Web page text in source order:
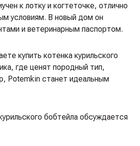
к лотку и когтеточке, отлично
условиям. В новый дом он
и ветеринарным паспортом.
купить котенка курильского
где ценят породный тип,
Potemkin станет идеальным
бобтейла обсуждается